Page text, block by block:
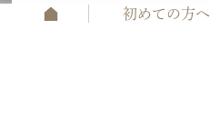
初めての方へ